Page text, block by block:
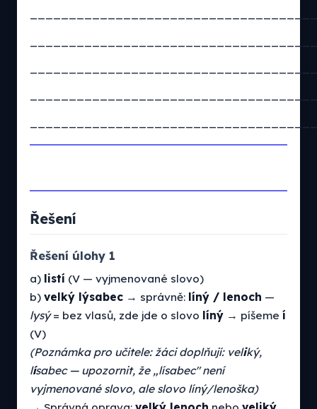
Řešení
Řešení úlohy 1
a) listí (V — vyjmenované slovo)
b) velký lýsabec → správně: líný / lenoch —
lysý= bez vlasů, zde jde o slovo líný → píšeme í
(V)
(Poznámka pro učitele: žáci doplňují: veliký,
lísabec — upozornit, že „lísabec" není
vyjmenované slovo, ale slovo líný/lenoška)